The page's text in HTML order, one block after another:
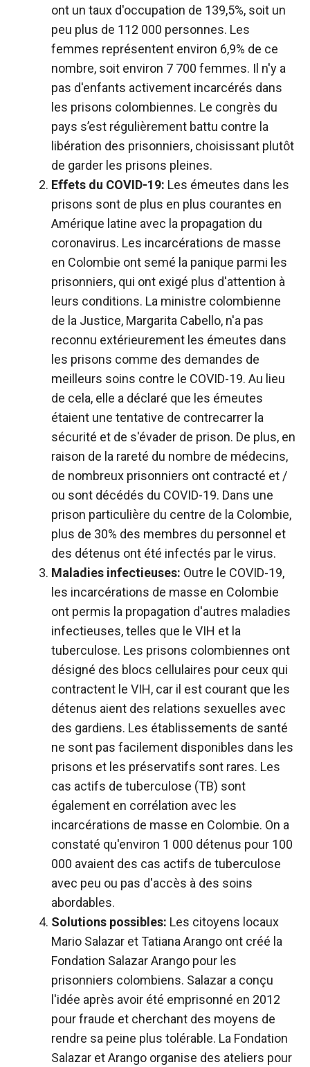
ont un taux d'occupation de 139,5%, soit un
peu plus de 112 000 personnes. Les
femmes représentent environ 6,9% de ce
nombre, soit environ 7 700 femmes. Il n'y a
pas d'enfants activement incarcérés dans
les prisons colombiennes. Le congrès du
pays s’est régulièrement battu contre la
libération des prisonniers, choisissant plutôt
de garder les prisons pleines.
Effets du COVID-19: Les émeutes dans les
prisons sont de plus en plus courantes en
Amérique latine avec la propagation du
coronavirus. Les incarcérations de masse
en Colombie ont semé la panique parmi les
prisonniers, qui ont exigé plus d'attention à
leurs conditions. La ministre colombienne
de la Justice, Margarita Cabello, n'a pas
reconnu extérieurement les émeutes dans
les prisons comme des demandes de
meilleurs soins contre le COVID-19. Au lieu
de cela, elle a déclaré que les émeutes
étaient une tentative de contrecarrer la
sécurité et de s'évader de prison. De plus, en
raison de la rareté du nombre de médecins,
de nombreux prisonniers ont contracté et /
ou sont décédés du COVID-19. Dans une
prison particulière du centre de la Colombie,
plus de 30% des membres du personnel et
des détenus ont été infectés par le virus.
Maladies infectieuses: Outre le COVID-19,
les incarcérations de masse en Colombie
ont permis la propagation d'autres maladies
infectieuses, telles que le VIH et la
tuberculose. Les prisons colombiennes ont
désigné des blocs cellulaires pour ceux qui
contractent le VIH, car il est courant que les
détenus aient des relations sexuelles avec
des gardiens. Les établissements de santé
ne sont pas facilement disponibles dans les
prisons et les préservatifs sont rares. Les
cas actifs de tuberculose (TB) sont
également en corrélation avec les
incarcérations de masse en Colombie. On a
constaté qu'environ 1 000 détenus pour 100
000 avaient des cas actifs de tuberculose
avec peu ou pas d'accès à des soins
abordables.
Solutions possibles: Les citoyens locaux
Mario Salazar et Tatiana Arango ont créé la
Fondation Salazar Arango pour les
prisonniers colombiens. Salazar a conçu
l'idée après avoir été emprisonné en 2012
pour fraude et cherchant des moyens de
rendre sa peine plus tolérable. La Fondation
Salazar et Arango organise des ateliers pour